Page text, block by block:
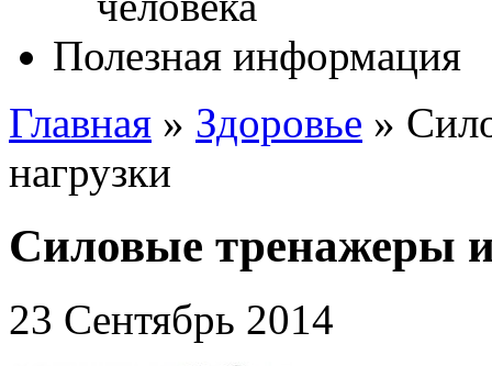
Полезная информация
Главная » Здоровье »
нагрузки
Силовые тренажеры и
23 Сентябрь 2014